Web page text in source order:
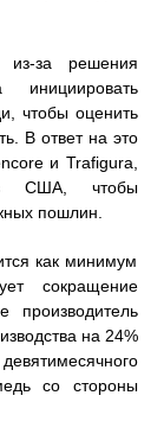
из-за решения
чтобы оценить
В ответ на это
и Trafigura,
в США, чтобы
пошлин.
как минимум
сокращение
на 24%
со стороны